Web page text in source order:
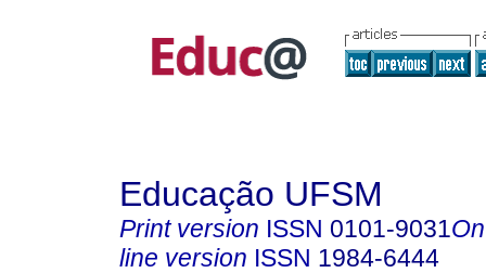
Educação UFSM
Print version ISSN 0101-9031
line version ISSN 1984-6444